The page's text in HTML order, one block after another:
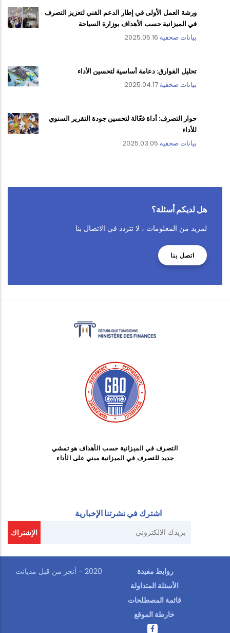
ورشة العمل الأولى في إطار الدعم الفني لتعزيز التصرف
في الميزانية حسب الأهداف بوزارة السياحة
بيانات صحفية 2025.05.16
تحليل الفوارق: دعامة أساسية لتحسين الأداء
بيانات صحفية 2025.04.17
حوار التصرف: أداة فعّالة لتحسين جودة التقرير السنوي
للأداء
بيانات صحفية 2025.03.05
هل لديكم أسئلة؟
لمزيد من المعلومات ، لا تتردد في الاتصال بنا
اتصل بنا
التصرف في الميزانية حسب الأهداف هو تمشي
جديد للتصرف في الميزانية مبني على الأداء
اشترك في نشرتنا الإخبارية
2020 - أنجز من قبل مديانت
روابط مفيدة
الأسئلة المتداولة
قائمة المصطلحات
خارطة الموقع